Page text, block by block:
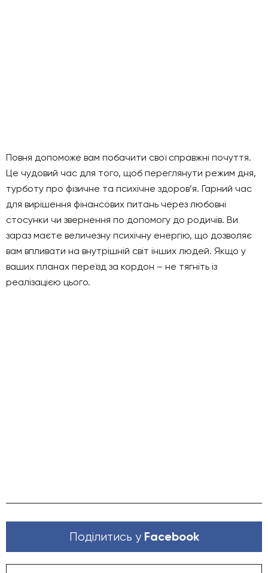
Повня допоможе вам побачити свої справжні почуття.
Це чудовий час для того, щоб переглянути режим дня,
турботу про фізичне та психічне здоров’я. Гарний час
для вирішення фінансових питань через любовні
стосунки чи звернення по допомогу до родичів. Ви
зараз маєте величезну психічну енергію, що дозволяє
вам впливати на внутрішній світ інших людей. Якщо у
ваших планах переїзд за кордон – не тягніть із
реалізацією цього.
Поділитись у Facebook